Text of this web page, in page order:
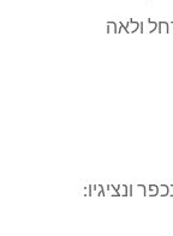
ולאה
ונציגיו: